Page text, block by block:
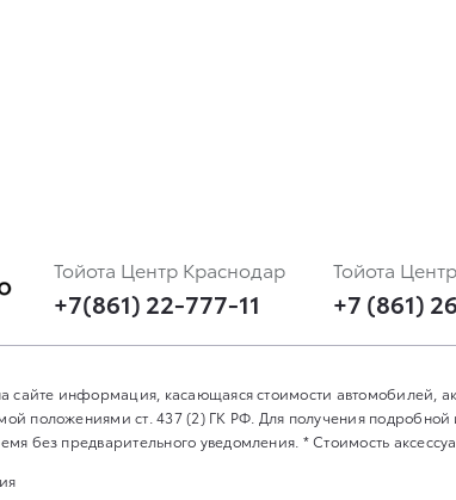
Тойота Центр Краснодар
+7(861) 22-777-11
Тойота
+7 (861)
сайте информация, касающаяся стоимости автомобилей,
положениями ст. 437 (2) ГК РФ. Для получения
без предварительного уведомления. * Стоимость